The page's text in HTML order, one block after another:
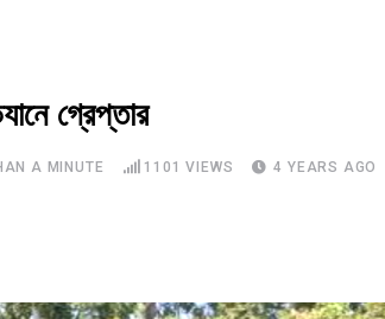
গ্রেপ্তার
A MINUTE 1101 VIEWS 4 YEARS AGO